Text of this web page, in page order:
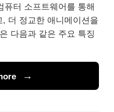
퓨터 소프트웨어를 통해
더 정교한 애니메이션을
다음과 같은 주요 특징